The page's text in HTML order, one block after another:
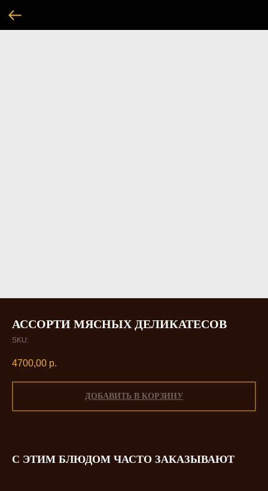
АССОРТИ МЯСНЫХ ДЕЛИКАТЕСОВ
SKU:
4700,00 р.
ДОБАВИТЬ В КОРЗИНУ
С ЭТИМ БЛЮДОМ ЧАСТО ЗАКАЗЫВАЮТ